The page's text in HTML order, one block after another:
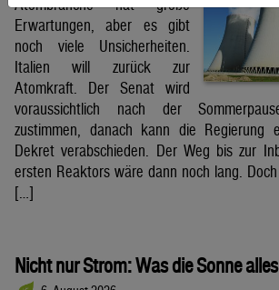
Atombranche hat große
Erwartungen, aber es gibt
noch viele Unsicherheiten.
Italien will zurück zur
Atomkraft. Der Senat wird
voraussichtlich nach der
zustimmen, danach kann die Regierung
Dekret verabschieden. Der Weg bis zur
ersten Reaktors wäre dann noch lang.
[…]
Nicht nur Strom: Was die Sonne